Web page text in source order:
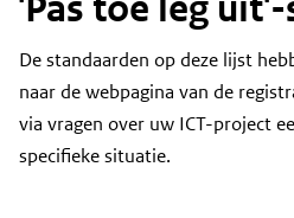
Content
De standaarden op deze lijst
naar de webpagina van de
via vragen over uw ICT-project
specifieke situatie.